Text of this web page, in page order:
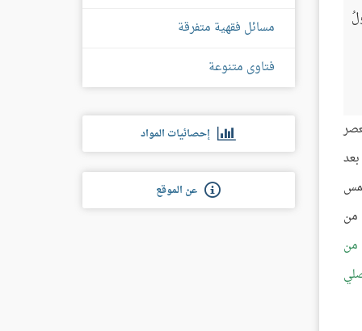
من
من
مسائل فقهية متفرقة
فتاوى متنوعة
إحصائيات المواد
عن الموقع